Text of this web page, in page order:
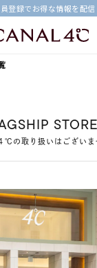
登録でお得な情報を配信
ティリング #エタニ
#eギフト
STORE
の取り扱いはございま